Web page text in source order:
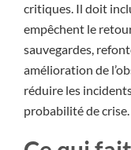
critiques. Il doit
empêchent le
sauvegardes,
amélioration de
réduire les
probabilité de crise.